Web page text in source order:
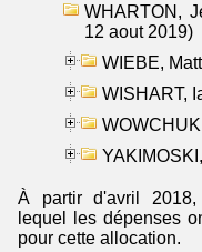
WHARTON,
12 aout 2019)
WIEBE,
WISHART,
À partir d'avril 2018,
lequel les dépenses
pour cette allocation.